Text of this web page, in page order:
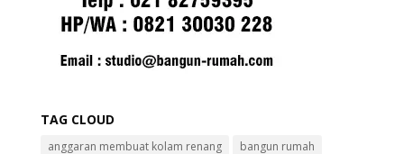
TAG CLOUD
anggaran membuat kolam renang
bangun rumah